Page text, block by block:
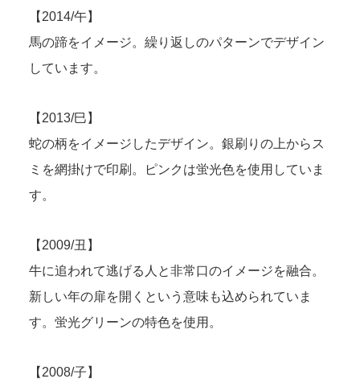
【2014/午】
馬の蹄をイメージ。繰り返しのパターンでデザイン
しています。
【2013/巳】
蛇の柄をイメージしたデザイン。銀刷りの上からス
ミを網掛けで印刷。ピンクは蛍光色を使用していま
す。
【2009/丑】
牛に追われて逃げる人と非常口のイメージを融合。
新しい年の扉を開くという意味も込められていま
す。蛍光グリーンの特色を使用。
【2008/子】